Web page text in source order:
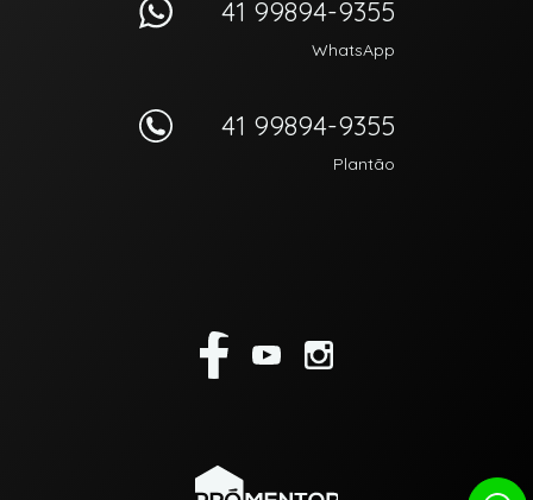
41 99894-9355
WhatsApp
41 99894-9355
Plantão